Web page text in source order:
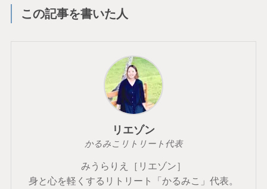
この記事を書いた人
リエゾン
かるみこリトリート代表
みうらりえ［リエゾン］
身と心を軽くするリトリート「かるみこ」代表。